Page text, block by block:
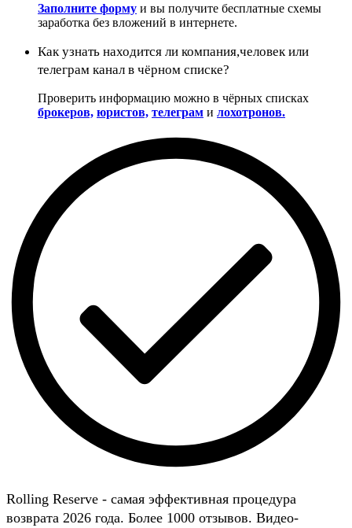
Заполните форму и вы получите бесплатные схемы
заработка без вложений в интернете.
Как узнать находится ли компания,человек или
телеграм канал в чёрном списке?
Проверить информацию можно в чёрных списках
брокеров, юристов, телеграм и лохотронов.
Rolling Reserve - самая эффективная процедура
возврата 2026 года. Более 1000 отзывов. Видео-